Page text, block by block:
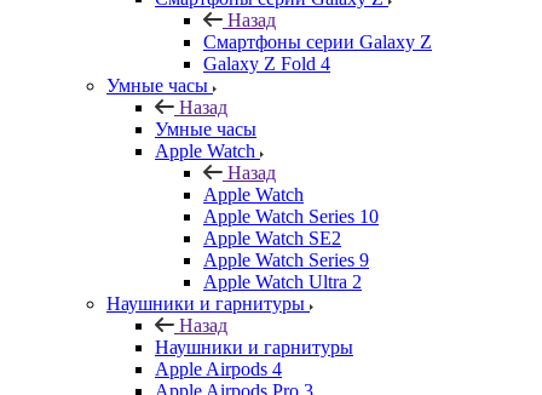
Назад
Смартфоны серии Galaxy Z
Galaxy Z Fold 4
Умные часы
Назад
Умные часы
Apple Watch
Назад
Apple Watch
Apple Watch Series 10
Apple Watch SE2
Apple Watch Series 9
Apple Watch Ultra 2
Наушники и гарнитуры
Назад
Наушники и гарнитуры
Apple Airpods 4
Apple Airpods Pro 3